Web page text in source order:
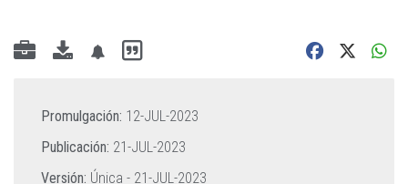
Promulgación: 12-JUL-2023
Publicación: 21-JUL-2023
Versión: Única - 21-JUL-2023